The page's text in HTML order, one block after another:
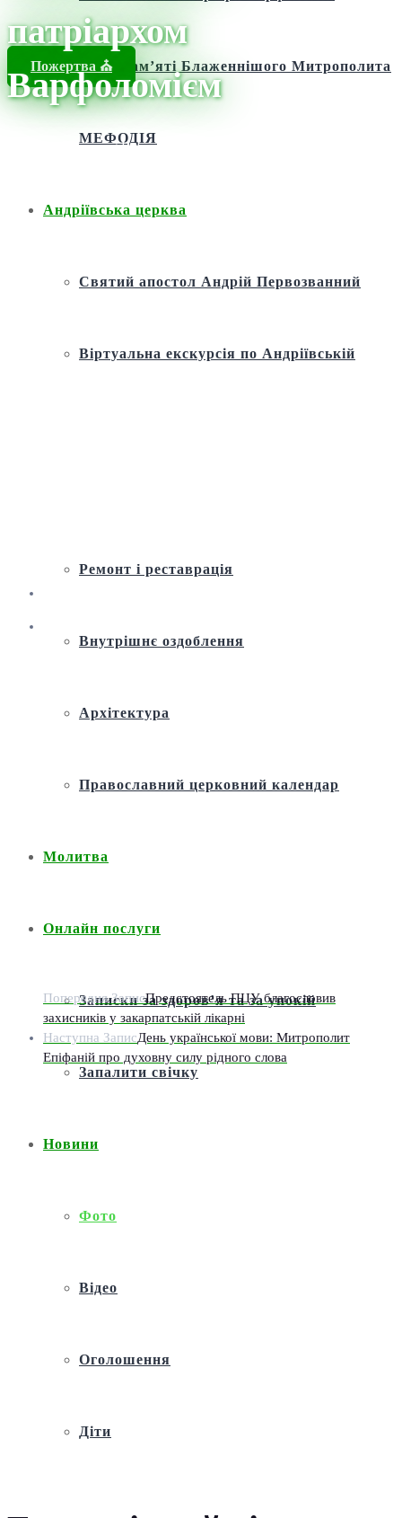
Фонд пам’яті Блаженнішого Митрополита
МЕФОДІЯ
Андріївська церква
Святий апостол Андрій Первозванний
Віртуальна екскурсія по Андріївській
Ремонт і реставрація
Внутрішнє оздоблення
Архітектура
Православний церковний календар
Молитва
Онлайн послуги
Записки за здоров’я та за упокій
Запалити свічку
Новини
Фото
Відео
Оголошення
Діти
Пожертва ⛪️
патріархом
Варфоломієм
Новини / Новини
Попередня ЗаписПредстоятель ПЦУ благословив
захисників у закарпатській лікарні
Наступна ЗаписДень української мови: Митрополит
Епіфаній про духовну силу рідного слова